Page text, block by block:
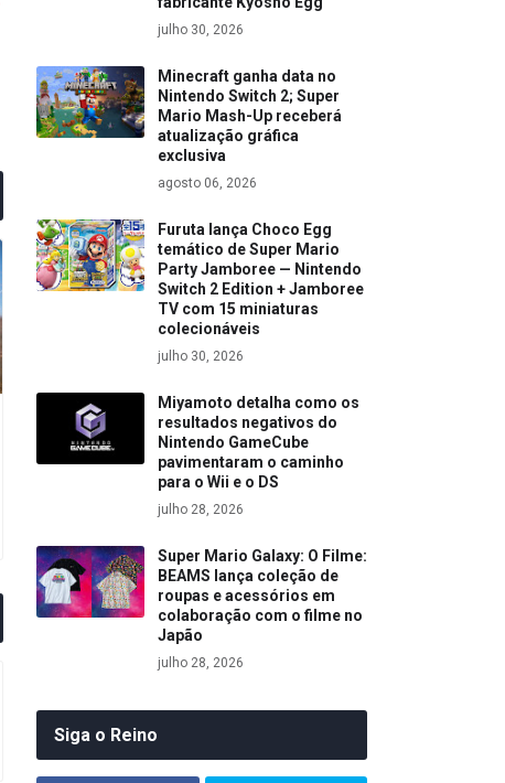
julho 30, 2026
Minecraft ganha data no
Nintendo Switch 2; Super
Mario Mash-Up receberá
atualização gráfica
exclusiva
agosto 06, 2026
Furuta lança Choco Egg
temático de Super Mario
Party Jamboree — Nintendo
Switch 2 Edition + Jamboree
TV com 15 miniaturas
colecionáveis
julho 30, 2026
Miyamoto detalha como os
resultados negativos do
Nintendo GameCube
pavimentaram o caminho
para o Wii e o DS
julho 28, 2026
Super Mario Galaxy: O Filme:
BEAMS lança coleção de
roupas e acessórios em
colaboração com o filme no
Japão
julho 28, 2026
Siga o Reino